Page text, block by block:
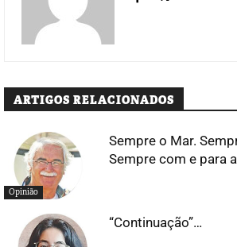
ARTIGOS RELACIONADOS
Opinião
Sempre o Mar.
Sempre com e para
“Continuação”…